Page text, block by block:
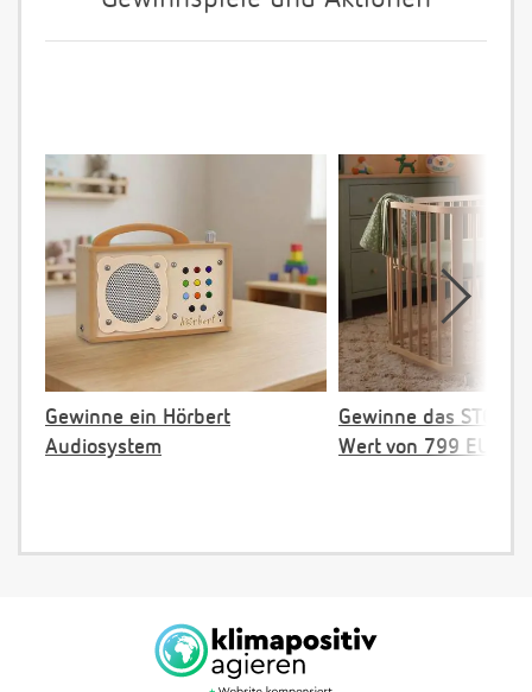
Gewinne ein Hörbert
Audiosystem
Gewinne das
Wert von 799 EUR